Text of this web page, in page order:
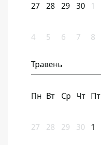
27 28 29 30 1
4 5 6 7 8
Травень
Пн Вт Ср Чт Пт
27 28 29 30 1